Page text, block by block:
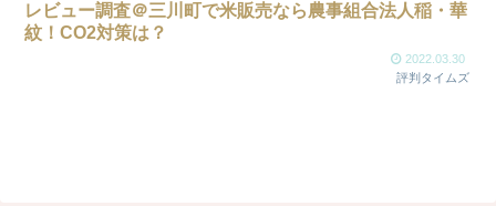
レビュー調査＠三川町で米販売なら農事組合法人稲・華
紋！CO2対策は？
2022.03.30
評判タイムズ